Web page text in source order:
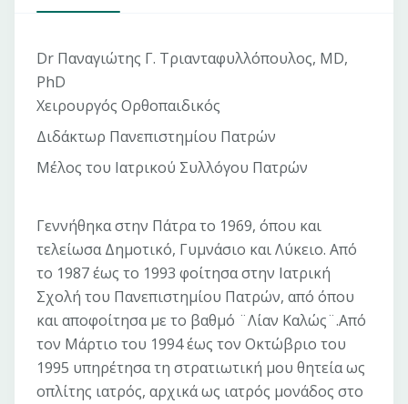
Dr Παναγιώτης Γ. Τριανταφυλλόπουλος, MD,
PhD
Χειρουργός Ορθοπαιδικός
Διδάκτωρ Πανεπιστημίου Πατρών
Μέλος του Ιατρικού Συλλόγου Πατρών
Γεννήθηκα στην Πάτρα το 1969, όπου και
τελείωσα Δημοτικό, Γυμνάσιο και Λύκειο. Από
το 1987 έως το 1993 φοίτησα στην Ιατρική
Σχολή του Πανεπιστημίου Πατρών, από όπου
και αποφοίτησα με το βαθμό ¨Λίαν Καλώς¨.Από
τον Μάρτιο του 1994 έως τον Οκτώβριο του
1995 υπηρέτησα τη στρατιωτική μου θητεία ως
οπλίτης ιατρός, αρχικά ως ιατρός μονάδος στο